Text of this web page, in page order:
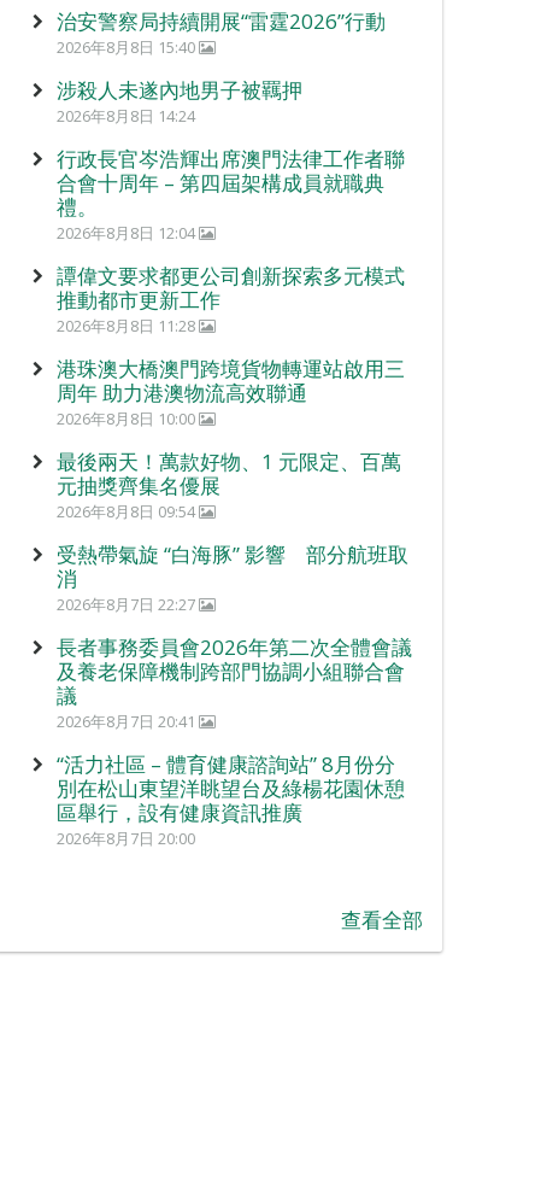
治安警察局持續開展“雷霆2026”行動
2026年8月8日 15:40
涉殺人未遂內地男子被羈押
2026年8月8日 14:24
行政長官岑浩輝出席澳門法律工作者聯
合會十周年 – 第四屆架構成員就職典
禮。
2026年8月8日 12:04
譚偉文要求都更公司創新探索多元模式
推動都市更新工作
2026年8月8日 11:28
港珠澳大橋澳門跨境貨物轉運站啟用三
周年 助力港澳物流高效聯通
2026年8月8日 10:00
最後兩天！萬款好物、1 元限定、百萬
元抽獎齊集名優展
2026年8月8日 09:54
受熱帶氣旋 “白海豚” 影響 部分航班取
消
2026年8月7日 22:27
長者事務委員會2026年第二次全體會議
及養老保障機制跨部門協調小組聯合會
議
2026年8月7日 20:41
“活力社區 – 體育健康諮詢站” 8月份分
別在松山東望洋眺望台及綠楊花園休憩
區舉行，設有健康資訊推廣
2026年8月7日 20:00
查看全部